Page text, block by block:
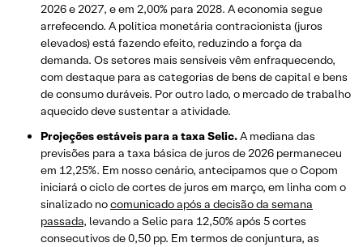
2026 e 2027, e em 2,00% para 2028. A economia segue
arrefecendo. A politica monetária contracionista (juros
elevados) está fazendo efeito, reduzindo a força da
demanda. Os setores mais sensíveis vêm enfraquecendo,
com destaque para as categorias de bens de capital e bens
de consumo duráveis. Por outro lado, o mercado de trabalho
aquecido deve sustentar a atividade.
Projeções estáveis para a taxa Selic.A mediana das
previsões para a taxa básica de juros de 2026 permaneceu
em 12,25%. Em nosso cenário, antecipamos que o Copom
iniciará o ciclo de cortes de juros em março, em linha com o
sinalizado nocomunicado após a decisão da semana
passada, levando a Selic para 12,50% após 5 cortes
consecutivos de 0,50 pp. Em termos de conjuntura, as